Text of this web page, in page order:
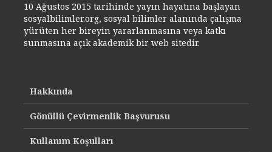
10 Ağustos 2015 tarihinde yayın hayatına başlayan
sosyalbilimler.org, sosyal bilimler alanında çalışma
yürüten her bireyin yararlanmasına veya katkı
sunmasına açık akademik bir web sitedir.
Hakkında
Gönüllü Çevirmenlik Başvurusu
Kullanım Koşulları